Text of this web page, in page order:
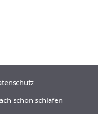
schön schlafen